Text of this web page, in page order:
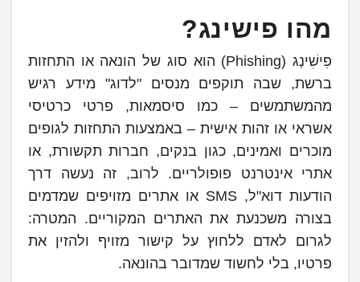
מהו פישינג?
פִישִׁינְג (Phishing) הוא סוג של הונאה או התחזות
ברשת, שבה תוקפים מנסים "לדוג" מידע רגיש
מהמשתמשים – כמו סיסמאות, פרטי כרטיסי
אשראי או זהות אישית – באמצעות התחזות לגופים
מוכרים ואמינים, כגון בנקים, חברות תקשורת, או
אתרי אינטרנט פופולריים. לרוב, זה נעשה דרך
הודעות דוא"ל, SMS או אתרים מזויפים שמדמים
בצורה משכנעת את האתרים המקוריים. המטרה:
לגרום לאדם ללחוץ על קישור מזויף ולהזין את
פרטיו, בלי לחשוד שמדובר בהונאה.